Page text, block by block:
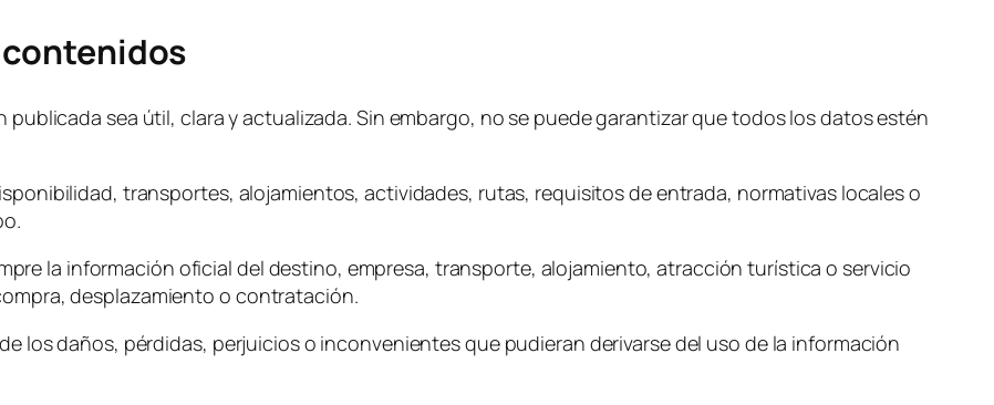
publicada sea útil, clara y actualizada. Sin embargo, no se puede garantizar que todos los datos estén
transportes, alojamientos, actividades, rutas, requisitos de entrada, normativas locales o
la información oficial del destino, empresa, transporte, alojamiento, atracción turística o servicio
desplazamiento o contratación.
los daños, pérdidas, perjuicios o inconvenientes que pudieran derivarse del uso de la información